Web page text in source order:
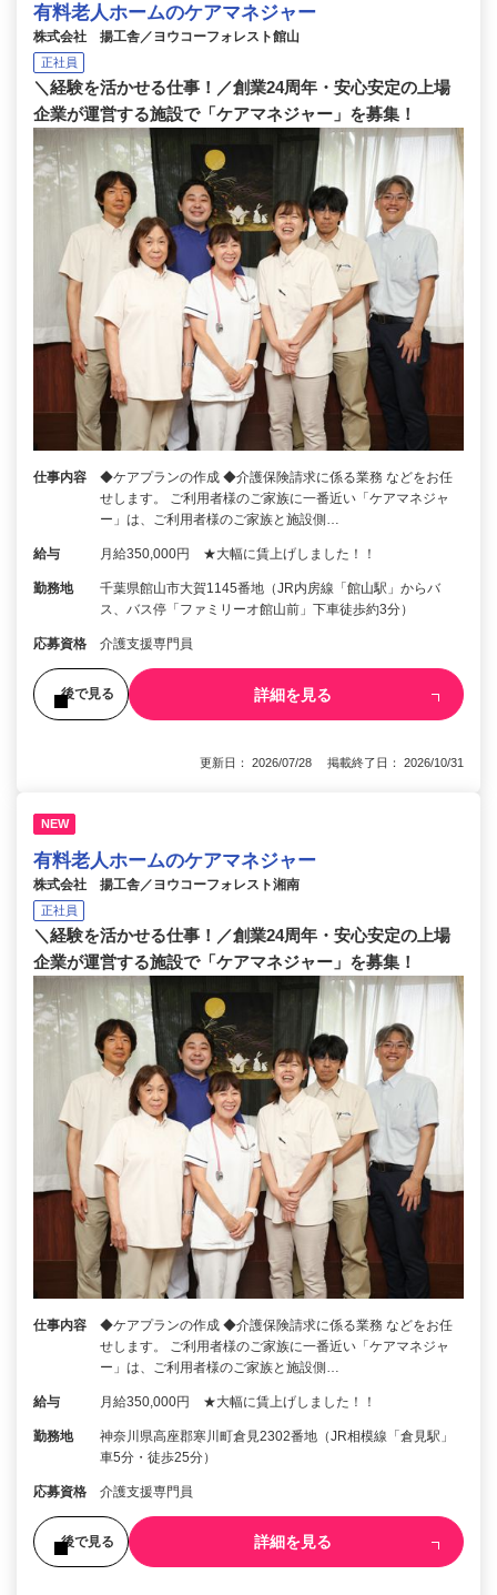
有料老人ホームのケアマネジャー
株式会社 揚工舎／ヨウコーフォレスト館山
正社員
＼経験を活かせる仕事！／創業24周年・安心安定の上場
企業が運営する施設で「ケアマネジャー」を募集！
仕事内容
◆ケアプランの作成 ◆介護保険請求に係る業務 などをお任
せします。 ご利用者様のご家族に一番近い「ケアマネジャ
ー」は、ご利用者様のご家族と施設側…
給与 月給350,000円 ★大幅に賃上げしました！！
勤務地
千葉県館山市大賀1145番地（JR内房線「館山駅」からバ
ス、バス停「ファミリーオ館山前」下車徒歩約3分）
応募資格 介護支援専門員
後で見る 詳細を見る
更新日： 2026/07/28 掲載終了日： 2026/10/31
NEW
有料老人ホームのケアマネジャー
株式会社 揚工舎／ヨウコーフォレスト湘南
正社員
＼経験を活かせる仕事！／創業24周年・安心安定の上場
企業が運営する施設で「ケアマネジャー」を募集！
仕事内容
◆ケアプランの作成 ◆介護保険請求に係る業務 などをお任
せします。 ご利用者様のご家族に一番近い「ケアマネジャ
ー」は、ご利用者様のご家族と施設側…
給与 月給350,000円 ★大幅に賃上げしました！！
勤務地
神奈川県高座郡寒川町倉見2302番地（JR相模線「倉見駅」
車5分・徒歩25分）
応募資格 介護支援専門員
後で見る 詳細を見る